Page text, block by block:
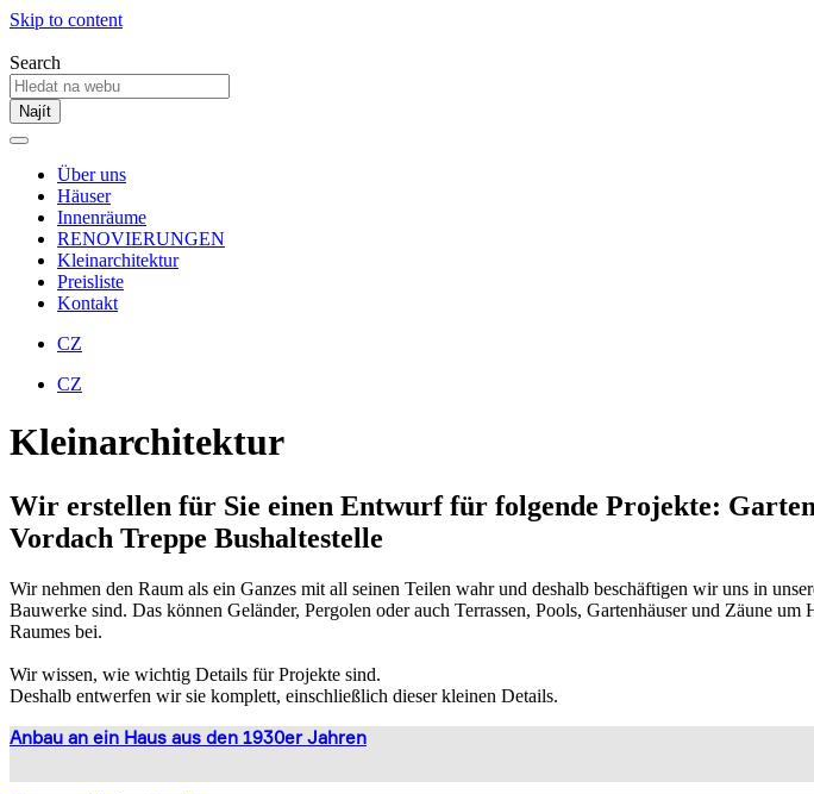
Skip to content
Search
Najít
Über uns
Häuser
Innenräume
RENOVIERUNGEN
Kleinarchitektur
Preisliste
Kontakt
CZ
CZ
Kleinarchitektur
Wir erstellen für Sie einen Entwurf für folgende Projekte:
Vordach Treppe Bushaltestelle
Wir nehmen den Raum als ein Ganzes mit all seinen Teilen wahr und deshalb beschäftigen wir uns in
Bauwerke sind. Das können Geländer, Pergolen oder auch Terrassen, Pools, Gartenhäuser und Zäune
Raumes bei.
Wir wissen, wie wichtig Details für Projekte sind.
Deshalb entwerfen wir sie komplett, einschließlich dieser kleinen Details.
Anbau an ein Haus aus den 1930er Jahren